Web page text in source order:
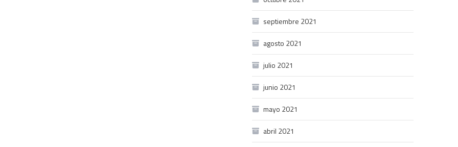
septiembre 2021
agosto 2021
julio 2021
junio 2021
mayo 2021
abril 2021